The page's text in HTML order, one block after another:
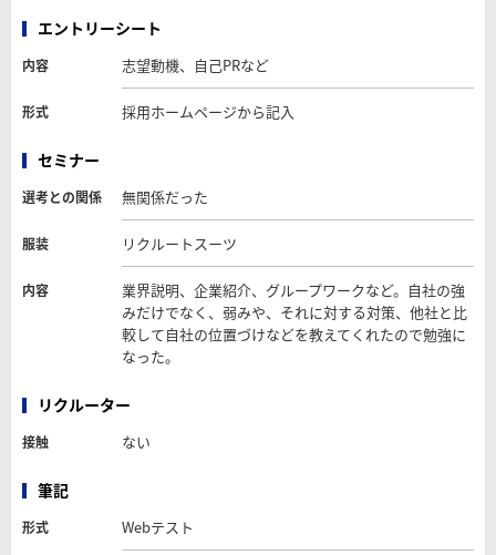
エントリーシート
内容 志望動機、自己PRなど
形式 採用ホームページから記入
セミナー
選考との関係 無関係だった
服装 リクルートスーツ
内容
業界説明、企業紹介、グループワークなど。自社の強
みだけでなく、弱みや、それに対する対策、他社と比
較して自社の位置づけなどを教えてくれたので勉強に
なった。
リクルーター
接触 ない
筆記
形式 Webテスト